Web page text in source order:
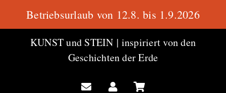
KUNST und STEIN | inspiriert von den
Geschichten der Erde
Betriebsurlaub von 12.8. bis 1.9.2026